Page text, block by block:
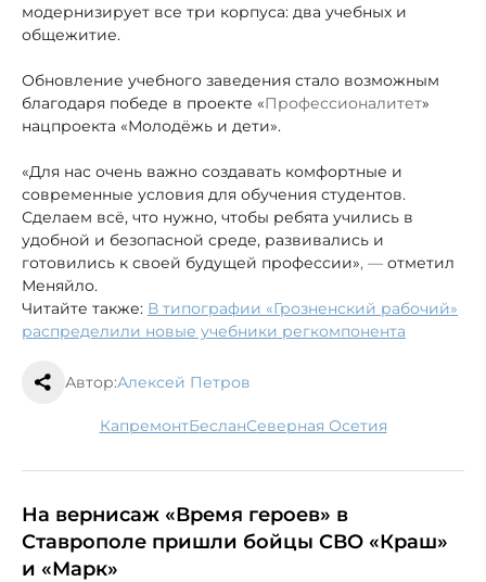
модернизирует все три корпуса: два учебных и
общежитие.
Обновление учебного заведения стало возможным
благодаря победе в проекте «Профессионалитет»
нацпроекта «Молодёжь и дети».
«Для нас очень важно создавать комфортные и
современные условия для обучения студентов.
Сделаем всё, что нужно, чтобы ребята учились в
удобной и безопасной среде, развивались и
готовились к своей будущей профессии», — отметил
Меняйло.
Читайте также: В типографии «Грозненский рабочий»
распределили новые учебники регкомпонента
Автор:Алексей Петров
капремонт Беслан Северная Осетия
На вернисаж «Время героев» в
Ставрополе пришли бойцы СВО «Краш»
и «Марк»